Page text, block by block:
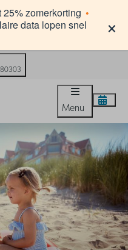
25% zomerkorting •
data lopen snel
×
Menu